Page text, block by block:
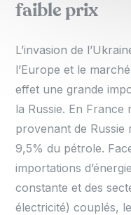
faible prix
L’invasion de
l’Europe et le
effet une grande
la Russie. En France
provenant de Russie
9,5% du pétrole.
importations
constante et des
électricité) couplés,